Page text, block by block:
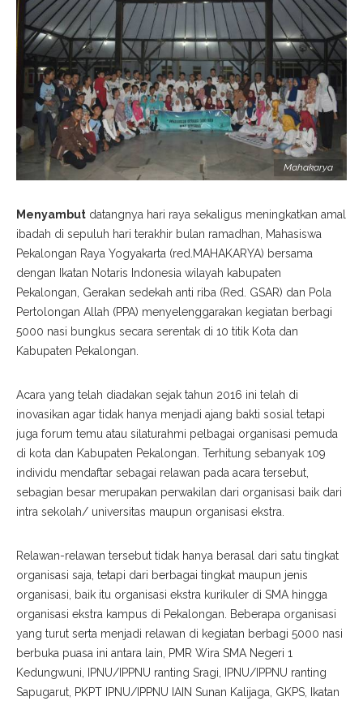
Mahakarya
Menyambut datangnya hari raya sekaligus meningkatkan amal
ibadah di sepuluh hari terakhir bulan ramadhan, Mahasiswa
Pekalongan Raya Yogyakarta (red.MAHAKARYA) bersama
dengan Ikatan Notaris Indonesia wilayah kabupaten
Pekalongan, Gerakan sedekah anti riba (Red. GSAR) dan Pola
Pertolongan Allah (PPA) menyelenggarakan kegiatan berbagi
5000 nasi bungkus secara serentak di 10 titik Kota dan
Kabupaten Pekalongan.
Acara yang telah diadakan sejak tahun 2016 ini telah di
inovasikan agar tidak hanya menjadi ajang bakti sosial tetapi
juga forum temu atau silaturahmi pelbagai organisasi pemuda
di kota dan Kabupaten Pekalongan. Terhitung sebanyak 109
individu mendaftar sebagai relawan pada acara tersebut,
sebagian besar merupakan perwakilan dari organisasi baik dari
intra sekolah/ universitas maupun organisasi ekstra.
Relawan-relawan tersebut tidak hanya berasal dari satu tingkat
organisasi saja, tetapi dari berbagai tingkat maupun jenis
organisasi, baik itu organisasi ekstra kurikuler di SMA hingga
organisasi ekstra kampus di Pekalongan. Beberapa organisasi
yang turut serta menjadi relawan di kegiatan berbagi 5000 nasi
berbuka puasa ini antara lain, PMR Wira SMA Negeri 1
Kedungwuni, IPNU/IPPNU ranting Sragi, IPNU/IPPNU ranting
Sapugarut, PKPT IPNU/IPPNU IAIN Sunan Kalijaga, GKPS, Ikatan